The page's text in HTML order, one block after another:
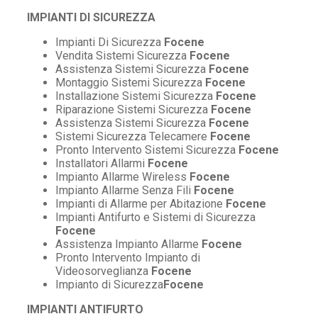
IMPIANTI DI SICUREZZA
Impianti Di Sicurezza Focene
Vendita Sistemi Sicurezza Focene
Assistenza Sistemi Sicurezza Focene
Montaggio Sistemi Sicurezza Focene
Installazione Sistemi Sicurezza Focene
Riparazione Sistemi Sicurezza Focene
Assistenza Sistemi Sicurezza Focene
Sistemi Sicurezza Telecamere Focene
Pronto Intervento Sistemi Sicurezza Focene
Installatori Allarmi Focene
Impianto Allarme Wireless Focene
Impianto Allarme Senza Fili Focene
Impianti di Allarme per Abitazione Focene
Impianti Antifurto e Sistemi di Sicurezza
Focene
Assistenza Impianto Allarme Focene
Pronto Intervento Impianto di
Videosorveglianza Focene
Impianto di SicurezzaFocene
IMPIANTI ANTIFURTO